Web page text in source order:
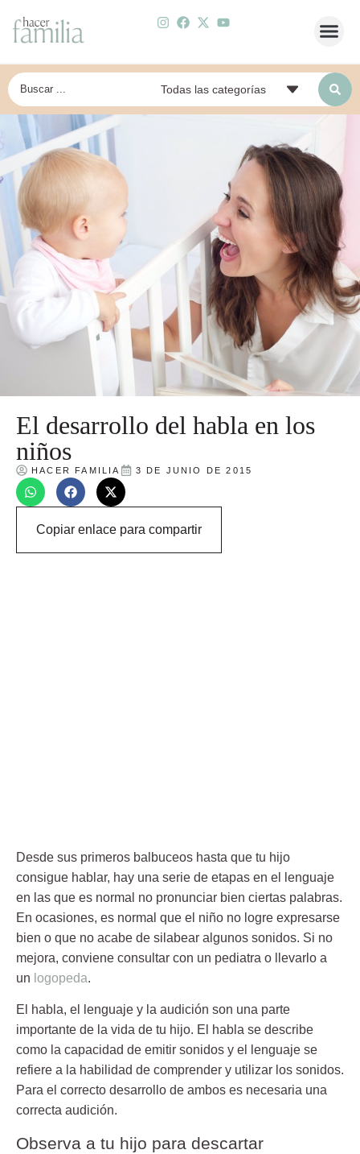
El desarrollo del habla en los
niños
HACER FAMILIA 3 DE JUNIO DE 2015
Copiar enlace para compartir
Desde sus primeros balbuceos hasta que tu hijo
consigue hablar, hay una serie de etapas en el lenguaje
en las que es normal no pronunciar bien ciertas palabras.
En ocasiones, es normal que el niño no logre expresarse
bien o que no acabe de silabear algunos sonidos. Si no
mejora, conviene consultar con un pediatra o llevarlo a
un logopeda.
El habla, el lenguaje y la audición son una parte
importante de la vida de tu hijo. El habla se describe
como la capacidad de emitir sonidos y el lenguaje se
refiere a la habilidad de comprender y utilizar los sonidos.
Para el correcto desarrollo de ambos es necesaria una
correcta audición.
Observa a tu hijo para descartar